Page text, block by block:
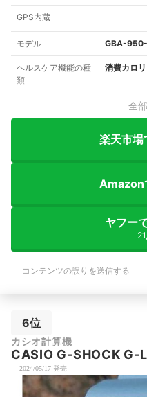
GPS内蔵
モデル GBA-
ヘルスケア機能の種
類
消費カロ
全
楽天市場
Amazon
ヤフー
コンテンツの誤りを送信する
6位
カシオ計算機
CASIO G-SHOCK G-
2024/05/17 発売